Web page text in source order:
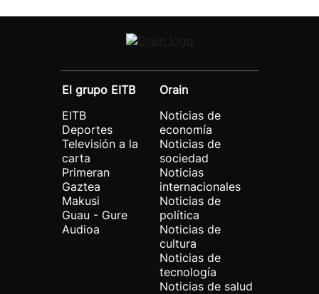
El grupo EITB
EITB
Deportes
Televisión a la
carta
Primeran
Gaztea
Makusi
Guau - Gure
Audioa
Orain
Noticias de
economía
Noticias de
sociedad
Noticias
internacionales
Noticias de
política
Noticias de
cultura
Noticias de
tecnología
Noticias de salud